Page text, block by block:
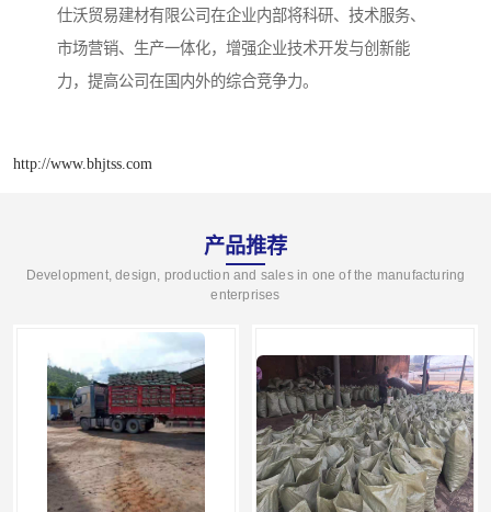
仕沃贸易建材有限公司在企业内部将科研、技术服务、
市场营销、生产一体化，增强企业技术开发与创新能
力，提高公司在国内外的综合竞争力。
http://www.bhjtss.com
产品推荐
Development, design, production and sales in one of the manufacturing
enterprises